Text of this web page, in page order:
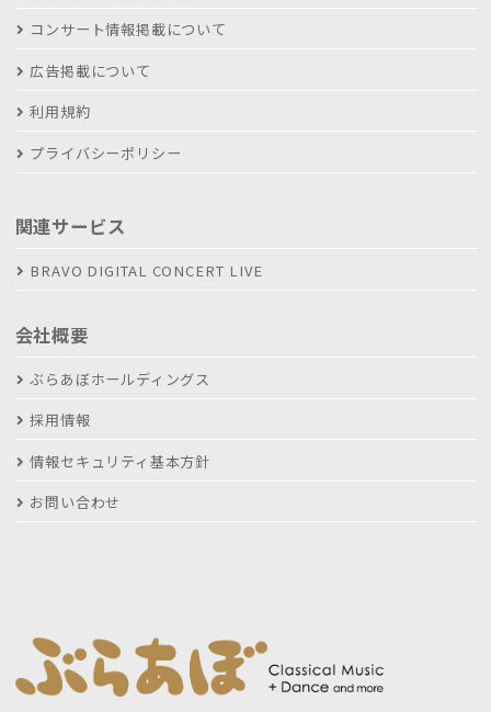
コンサート情報掲載について
広告掲載について
利用規約
プライバシーポリシー
関連サービス
BRAVO DIGITAL CONCERT LIVE
会社概要
ぶらあぼホールディングス
採用情報
情報セキュリティ基本方針
お問い合わせ